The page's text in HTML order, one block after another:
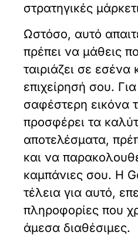
στρατηγικές
Ωστόσο, αυτό
πρέπει να μάθεις
ταιριάζει σε εσένα
επιχείρησή σου.
σαφέστερη εικόνα
προσφέρει τα
αποτελέσματα,
και να
καμπάνιες σου. Η
τέλεια για αυτό,
πληροφορίες που
άμεσα διαθέσιμες.